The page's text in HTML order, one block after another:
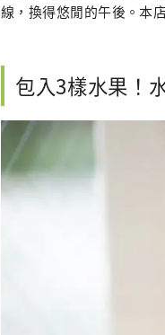
線，換得悠閒的午後。本
包入3樣水果！